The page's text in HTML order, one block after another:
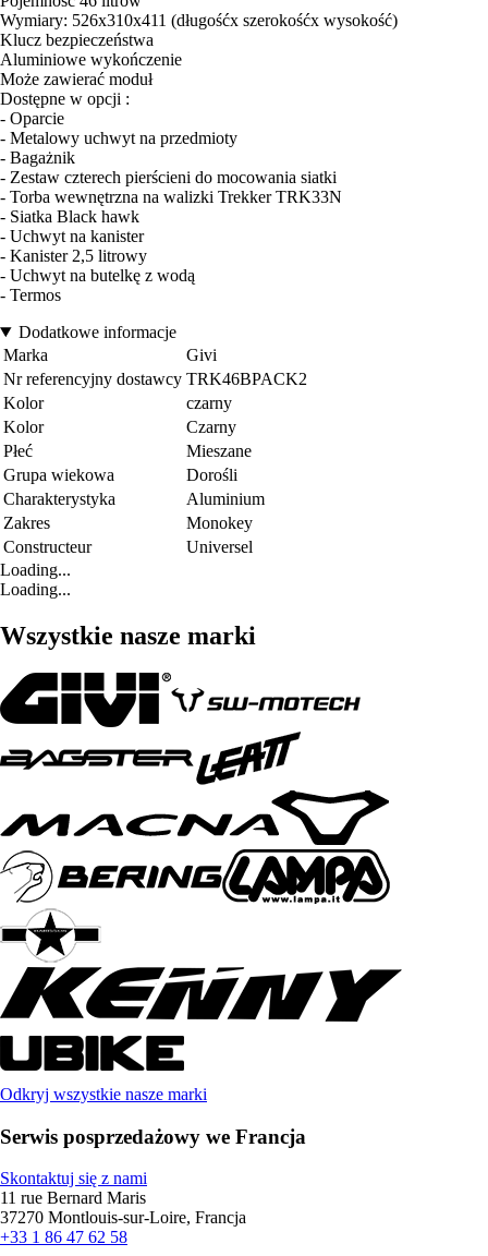
Wymiary: 526x310x411 (długośćx szerokośćx wysokość)
Klucz bezpieczeństwa
Aluminiowe wykończenie
Może zawierać moduł
Dostępne w opcji :
- Oparcie
- Metalowy uchwyt na przedmioty
- Bagażnik
- Zestaw czterech pierścieni do mocowania siatki
- Torba wewnętrzna na walizki Trekker TRK33N
- Siatka Black hawk
- Uchwyt na kanister
- Kanister 2,5 litrowy
- Uchwyt na butelkę z wodą
- Termos
Dodatkowe informacje
Marka
Givi
Nr referencyjny dostawcy TRK46BPACK2
Kolor
czarny
Kolor
Czarny
Płeć
Mieszane
Grupa wiekowa
Dorośli
Charakterystyka
Aluminium
Zakres
Monokey
Constructeur
Universel
Loading...
Loading...
Wszystkie nasze marki
Odkryj wszystkie nasze marki
Serwis posprzedażowy we Francja
Skontaktuj się z nami
11 rue Bernard Maris
37270 Montlouis-sur-Loire, Francja
+33 1 86 47 62 58